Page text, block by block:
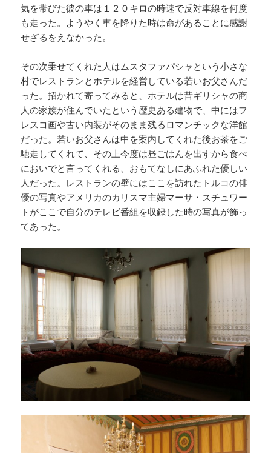
気を帯びた彼の車は１２０キロの時速で反対車線を何度
も走った。ようやく車を降りた時は命があることに感謝
せざるをえなかった。
その次乗せてくれた人はムスタファパシャという小さな
村でレストランとホテルを経営している若いお父さんだ
った。招かれて寄ってみると、ホテルは昔ギリシャの商
人の家族が住んでいたという歴史ある建物で、中にはフ
レスコ画や古い内装がそのまま残るロマンチックな洋館
だった。若いお父さんは中を案内してくれた後お茶をご
馳走してくれて、その上今度は昼ごはんを出すから食べ
においでと言ってくれる、おもてなしにあふれた優しい
人だった。レストランの壁にはここを訪れたトルコの俳
優の写真やアメリカのカリスマ主婦マーサ・スチュワー
トがここで自分のテレビ番組を収録した時の写真が飾っ
てあった。